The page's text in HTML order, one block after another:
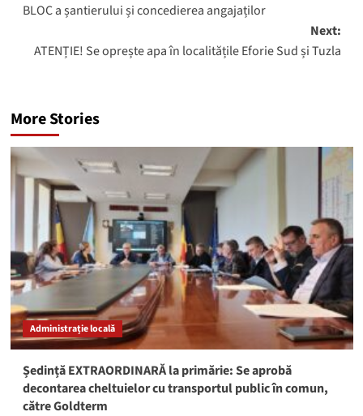
BLOC a șantierului și concedierea angajaților
Next:
ATENȚIE! Se oprește apa în localitățile Eforie Sud și Tuzla
More Stories
Administrație locală
Ședință EXTRAORDINARĂ la primărie: Se aprobă
decontarea cheltuielor cu transportul public în comun,
către Goldterm